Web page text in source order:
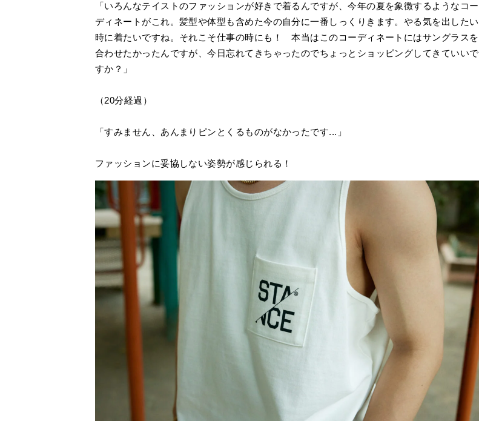
「いろんなテイストのファッションが好きで着るんですが、今年の夏を象徴するようなコー
ディネートがこれ。髪型や体型も含めた今の自分に一番しっくりきます。やる気を出したい
時に着たいですね。それこそ仕事の時にも！ 本当はこのコーディネートにはサングラスを
合わせたかったんですが、今日忘れてきちゃったのでちょっとショッピングしてきていいで
すか？」
（20分経過）
「すみません、あんまりピンとくるものがなかったです...」
ファッションに妥協しない姿勢が感じられる！